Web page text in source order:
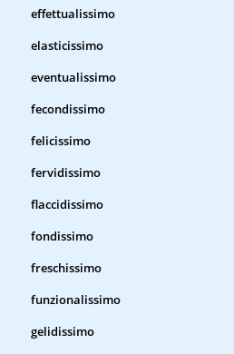
effettualissimo
elasticissimo
eventualissimo
fecondissimo
felicissimo
fervidissimo
flaccidissimo
fondissimo
freschissimo
funzionalissimo
gelidissimo